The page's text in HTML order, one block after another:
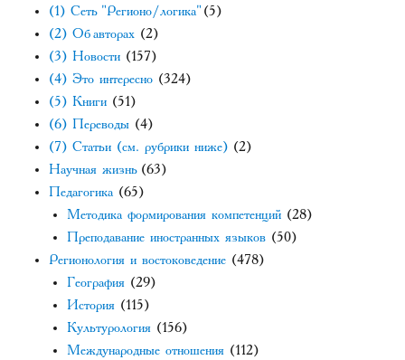
(1) Сеть "Регионо/логика"(5)
(2) Об авторах (2)
(3) Новости (157)
(4) Это интересно (324)
(5) Книги (51)
(6) Переводы (4)
(7) Статьи (см. рубрики ниже) (2)
Научная жизнь(63)
Педагогика (65)
Методика формирования компетенций (28)
Преподавание иностранных языков (50)
Регионология и востоковедение (478)
География (29)
История (115)
Культурология (156)
Международные отношения (112)